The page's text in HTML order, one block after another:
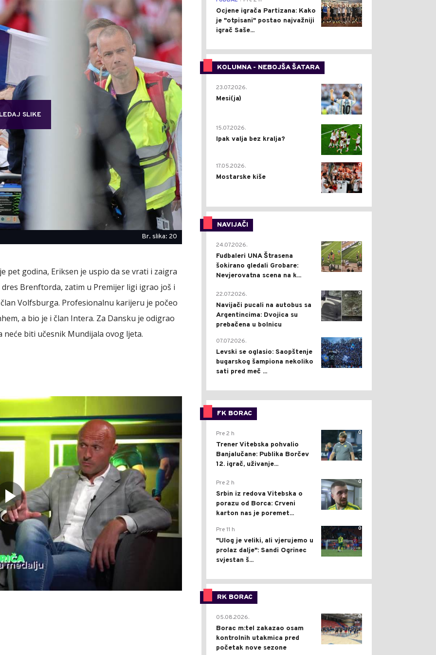
SLIKE
Br. slika: 20
pet godina, Eriksen je uspio da se vrati i zaigra
Brenftorda, zatim u Premijer ligi igrao još i
Volfsburga. Profesionalnu karijeru je počeo
a bio je i član Intera. Za Dansku je odigrao
neće biti učesnik Mundijala ovog ljeta.
Ocjene igrača Partizana: Kako
je "otpisani" postao najvažniji
igrač Saše...
KOLUMNA - NEBOJŠA ŠATARA
0
23.07.2026.
Mesi(ja)
2
15.07.2026.
Ipak valja bez kralja?
0
17.05.2026.
Mostarske kiše
NAVIJAČI
0
24.07.2026.
Fudbaleri UNA Štrasena
šokirano gledali Grobare:
Nevjerovatna scena na k...
0
22.07.2026.
Navijači pucali na autobus sa
Argentincima: Dvojica su
prebačena u bolnicu
1
07.07.2026.
Levski se oglasio: Saopštenje
bugarskog šampiona nekoliko
sati pred meč ...
FK BORAC
0
Pre 2 h
Trener Vitebska pohvalio
Banjalučane: Publika Borčev
12. igrač, uživanje...
0
Pre 2 h
Srbin iz redova Vitebska o
porazu od Borca: Crveni
karton nas je poremet...
0
Pre 11 h
"Ulog je veliki, ali vjerujemo u
prolaz dalje": Sandi Ogrinec
svjestan š...
RK BORAC
0
05.08.2026.
Borac m:tel zakazao osam
kontrolnih utakmica pred
početak nove sezone